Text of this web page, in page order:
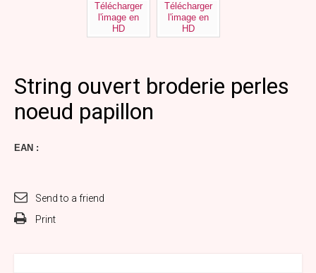
Télécharger
l'image en
HD
Télécharger
l'image en
HD
String ouvert broderie perles
noeud papillon
EAN :
Send to a friend
Print